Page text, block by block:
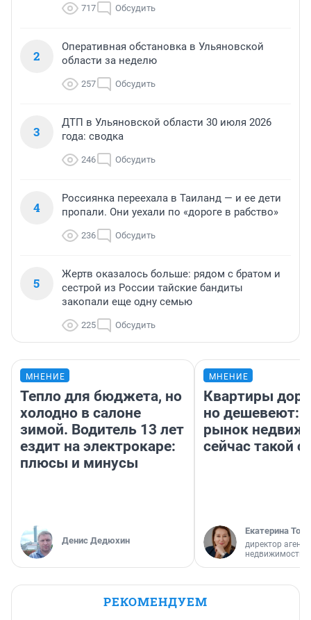
717 Обсудить
2
Оперативная обстановка в Ульяновской
области за неделю
257 Обсудить
3
ДТП в Ульяновской области 30 июля 2026
года: сводка
246 Обсудить
4
Россиянка переехала в Таиланд — и ее дети
пропали. Они уехали по «дороге в рабство»
236 Обсудить
5
Жертв оказалось больше: рядом с братом и
сестрой из России тайские бандиты
закопали еще одну семью
225 Обсудить
МНЕНИЕ
Тепло для бюджета, но
холодно в салоне
зимой. Водитель 13 лет
ездит на электрокаре:
плюсы и минусы
Денис Дедюхин
МНЕНИЕ
Квартиры
но дешевеют:
рынок
сейчас такой
Екатерина
директор
недвижимости
РЕКОМЕНДУЕМ